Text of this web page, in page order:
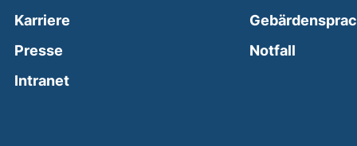
Karriere
Presse
Intranet(external link, opens in a new window)
Notfall